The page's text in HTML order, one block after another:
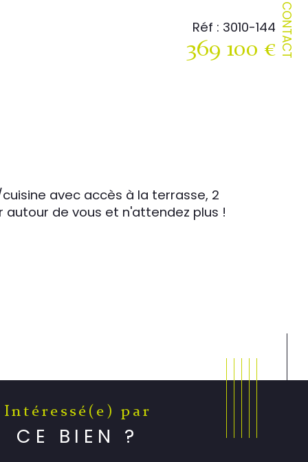
CONTACT
Réf : 3010-144
369 100 €
avec accès à la terrasse, 2
de vous et n'attendez plus !
Intéressé(e) par
CE BIEN ?